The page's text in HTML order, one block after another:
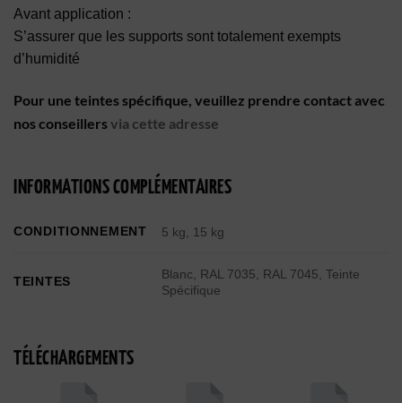
Avant application :
S’assurer que les supports sont totalement exempts
d’humidité
Pour une teintes spécifique, veuillez prendre contact avec
nos conseillersvia cette adresse
INFORMATIONS COMPLÉMENTAIRES
CONDITIONNEMENT 5 kg, 15 kg
TEINTES
Blanc, RAL 7035, RAL 7045, Teinte
Spécifique
TÉLÉCHARGEMENTS